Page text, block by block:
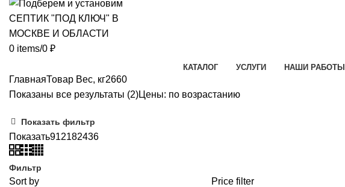
0 items/0 ₽
КАТАЛОГ УСЛУГИ НАШИ РАБОТЫ
ГлавнаяТовар Вес, кг2660
Показаны все результаты (2)Цены: по возрастанию
Показать фильтр
Показать912182436
Фильтр
Sort by Price filter